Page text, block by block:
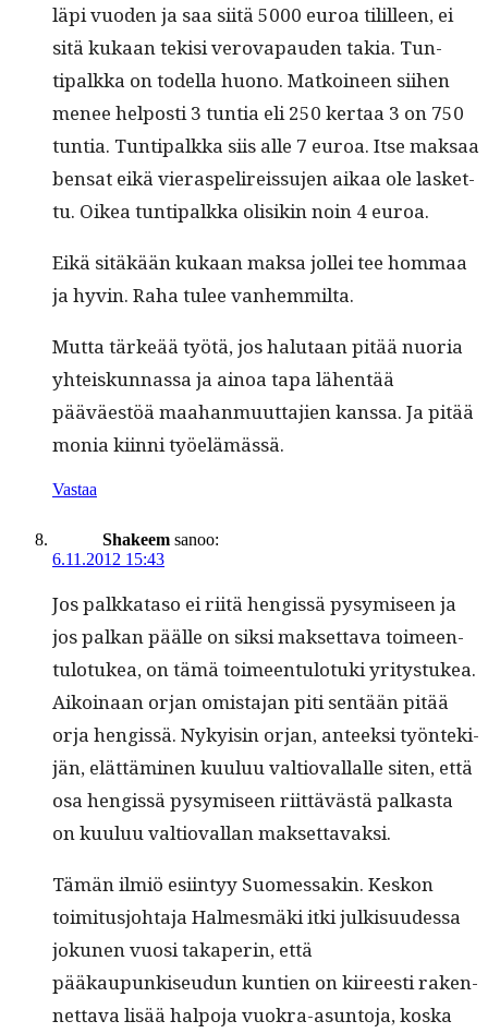
läpi vuo­den ja saa siitä 5000 euroa tililleen, ei
sitä kukaan tek­isi verova­pau­den takia. Tun­
tipalk­ka on todel­la huono. Matkoi­neen siihen
menee hel­posti 3 tun­tia eli 250 ker­taa 3 on 750
tun­tia. Tun­tipalk­ka siis alle 7 euroa. Itse mak­saa
ben­sat eikä vieraspelireis­su­jen aikaa ole las­ket­
tu. Oikea tun­tipalk­ka olisikin noin 4 euroa.
Eikä sitäkään kukaan mak­sa jollei tee hom­maa
ja hyvin. Raha tulee vanhemmilta.
Mut­ta tärkeää työtä, jos halu­taan pitää nuo­ria
yhteiskun­nas­sa ja ain­oa tapa lähen­tää
pääväestöä maa­han­muut­ta­jien kanssa. Ja pitää
monia kiin­ni työelämässä.
Vastaa
Shakeem sanoo:
6.11.2012 15:43
Jos palkkata­so ei riitä hengis­sä pysymiseen ja
jos palkan päälle on sik­si mak­set­ta­va toimeen­
tu­lo­tukea, on tämä toimeen­tu­lo­tu­ki yri­tys­tukea.
Aikoinaan orjan omis­ta­jan piti sen­tään pitää
orja hengis­sä. Nyky­isin orjan, anteek­si työn­tek­i­
jän, elät­tämi­nen kuu­luu val­tio­val­lalle siten, että
osa hengis­sä pysymiseen riit­tävästä palka­s­ta
on kuu­luu val­tio­val­lan maksettavaksi.
Tämän ilmiö esi­in­tyy Suomes­sakin. Keskon
toim­i­tusjo­hta­ja Halmes­mä­ki itki julk­isu­udessa
jokunen vuosi takaperin, että
pääkaupunkiseudun kun­tien on kiireesti raken­
net­ta­va lisää halpo­ja vuokra-asun­to­ja, kos­ka